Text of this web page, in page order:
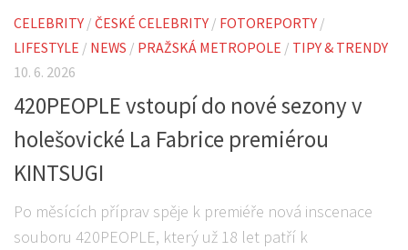
CELEBRITY / ČESKÉ CELEBRITY / FOTOREPORTY /
LIFESTYLE / NEWS / PRAŽSKÁ METROPOLE / TIPY & TRENDY
10. 6. 2026
420PEOPLE vstoupí do nové sezony v
holešovické La Fabrice premiérou
KINTSUGI
Po měsících příprav spěje k premiéře nová inscenace
souboru 420PEOPLE, který už 18 let patří k